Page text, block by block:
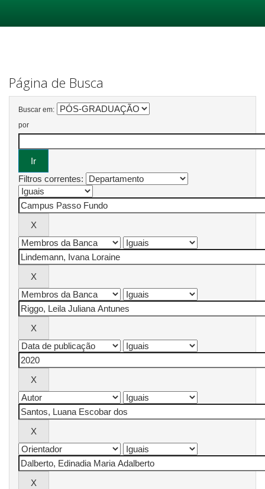
Página de Busca
Buscar em:
por
Filtros correntes: